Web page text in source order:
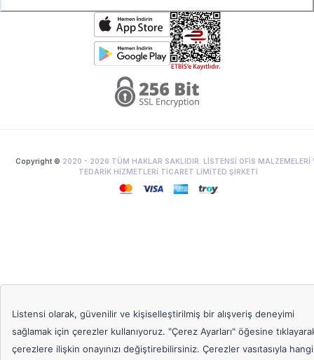
Copyright © 2020 - 2026 TÜM HAKLAR SAKLIDIR. LİSTENSİ OFİS MALZEMELERİ
TEDARİK HİZMETLERİ TİCARET LİMİTED ŞİRKETİ